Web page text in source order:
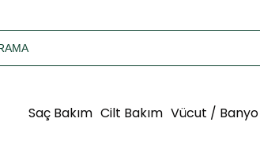
Saç Bakım Cilt Bakım Vücut / Banyo